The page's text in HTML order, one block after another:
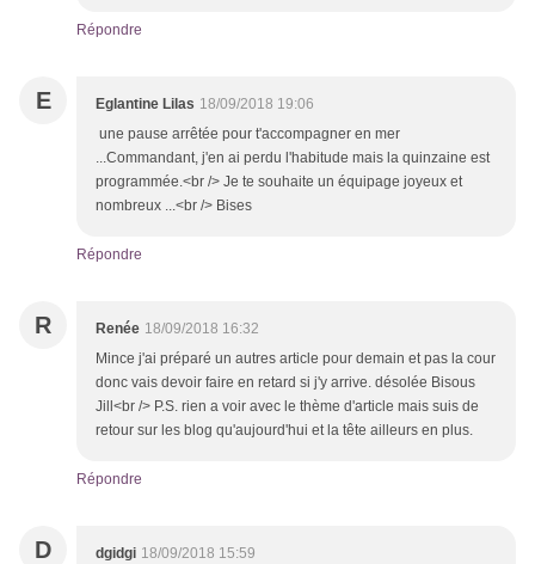
Répondre
E Eglantine Lilas 18/09/2018 19:06
une pause arrêtée pour t'accompagner en mer
...Commandant, j'en ai perdu l'habitude mais la quinzaine est
programmée.<br /> Je te souhaite un équipage joyeux et
nombreux ...<br /> Bises
Répondre
R Renée 18/09/2018 16:32
Mince j'ai préparé un autres article pour demain et pas la cour
donc vais devoir faire en retard si j'y arrive. désolée Bisous
Jill<br /> P.S. rien a voir avec le thème d'article mais suis de
retour sur les blog qu'aujourd'hui et la tête ailleurs en plus.
Répondre
D dgidgi 18/09/2018 15:59